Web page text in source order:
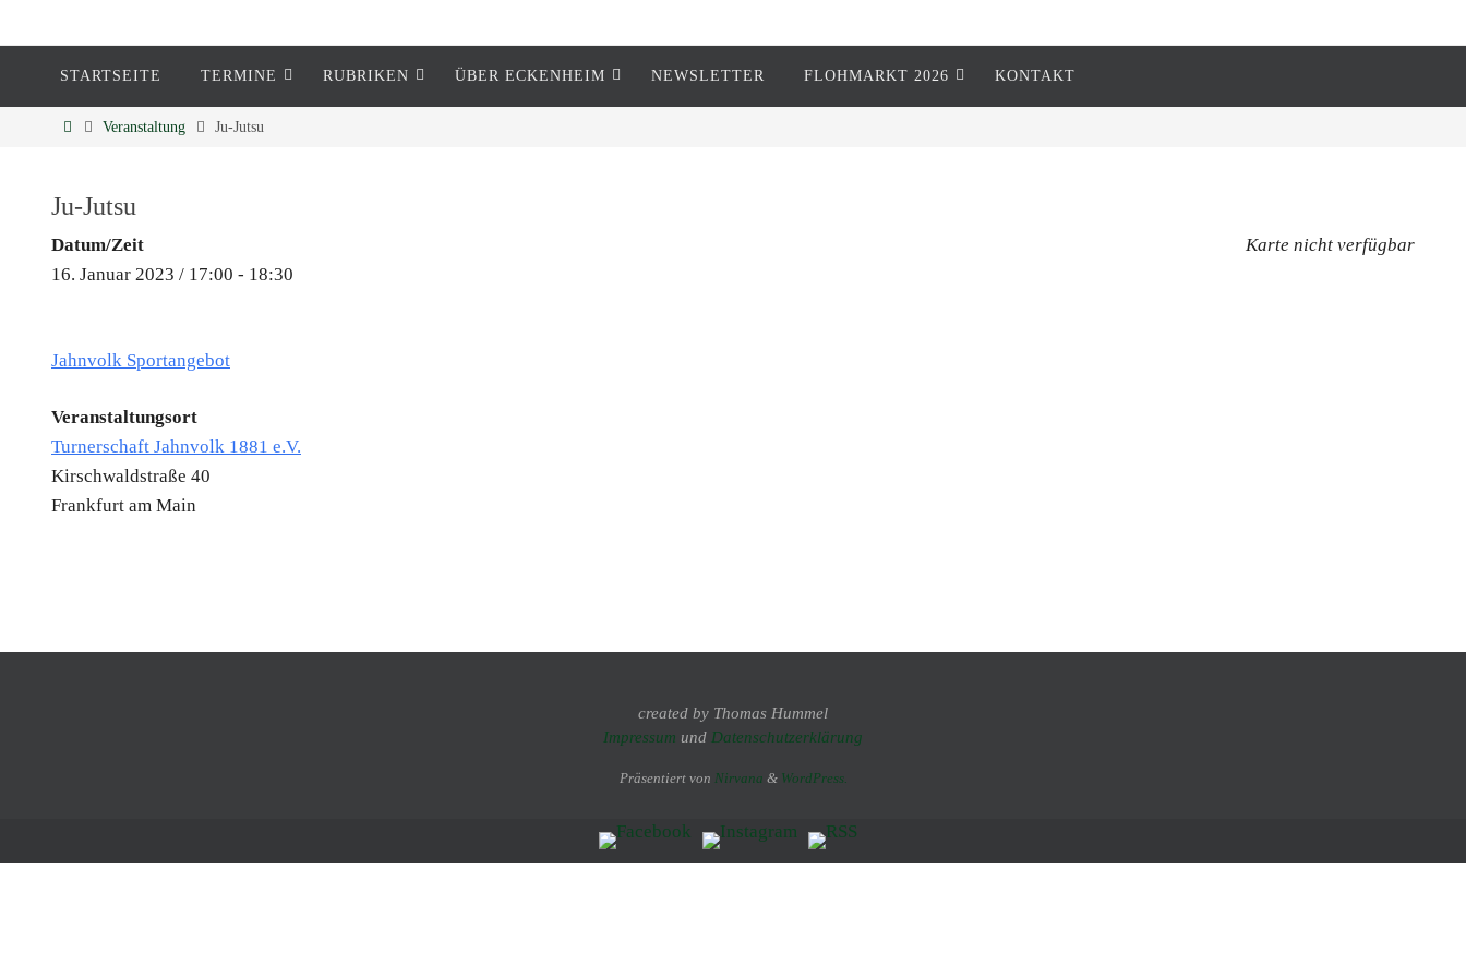
Eckenheim
STARTSEITE TERMINE RUBRIKEN ÜBER ECKENHEIM NEWSLETTER FLOHMARKT 2026 KONTAKT
Veranstaltung Ju-Jutsu
Ju-Jutsu
Karte nicht verfügbar
Datum/Zeit
16. Januar 2023 / 17:00 - 18:30
Jahnvolk Sportangebot
Veranstaltungsort
Turnerschaft Jahnvolk 1881 e.V.
Kirschwaldstraße 40
Frankfurt am Main
created by Thomas Hummel
Impressum und Datenschutzerklärung
Präsentiert von Nirvana & WordPress.